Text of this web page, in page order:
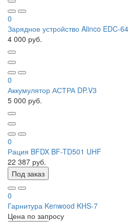
0
Зарядное устройство Alinco EDC-64
4 000 руб.
0
Аккумулятор АСТРА DP.V3
5 000 руб.
0
Рация BFDX BF-TD501 UHF
22 387 руб.
Под заказ
0
Гарнитура Kenwood KHS-7
Цена по запросу